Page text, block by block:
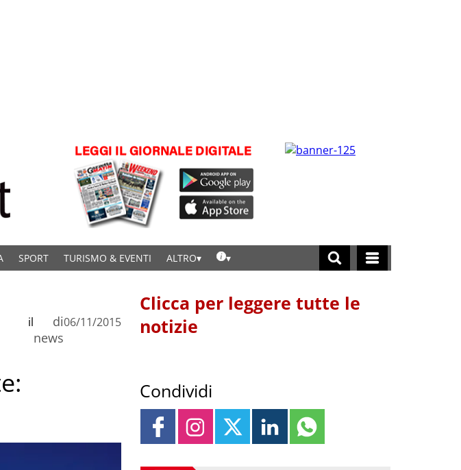
SPORT TURISMO & EVENTI ALTRO
di
news
il 06/11/2015
Clicca per leggere tutte le
notizie
Condividi